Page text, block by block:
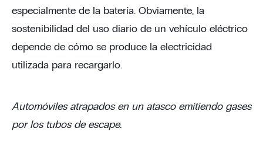
especialmente de la batería. Obviamente, la
sostenibilidad del uso diario de un vehículo eléctrico
depende de cómo se produce la electricidad
utilizada para recargarlo.
Automóviles atrapados en un atasco emitiendo gases
por los tubos de escape.